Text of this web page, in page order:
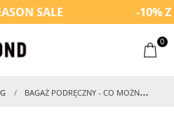
-10% Z
0
BAGAŻ PODRĘCZNY - CO MOŻNA ZABRAĆ DO SAMOLOTU I JAK UNIKAĆ OPŁAT?